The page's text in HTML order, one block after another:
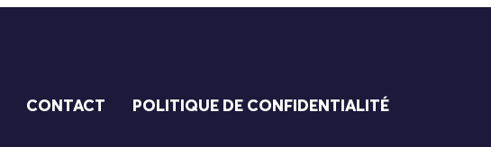
CONTACT POLITIQUE DE CONFIDENTIALITÉ